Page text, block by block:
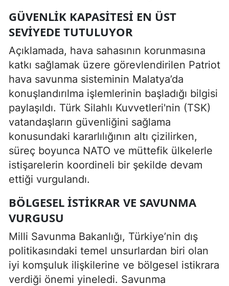
GÜVENLIK KAPASITESI EN ÜST
SEVIYEDE TUTULUYOR
Açıklamada, hava sahasının korunmasına
katkı sağlamak üzere görevlendirilen Patriot
hava savunma sisteminin Malatya’da
konuşlandırılma işlemlerinin başladığı bilgisi
paylaşıldı. Türk Silahlı Kuvvetleri'nin (TSK)
vatandaşların güvenliğini sağlama
konusundaki kararlılığının altı çizilirken,
süreç boyunca NATO ve müttefik ülkelerle
istişarelerin koordineli bir şekilde devam
ettiği vurgulandı.
BÖLGESEL İSTIKRAR VE SAVUNMA
VURGUSU
Milli Savunma Bakanlığı, Türkiye’nin dış
politikasındaki temel unsurlardan biri olan
iyi komşuluk ilişkilerine ve bölgesel istikrara
verdiği önemi yineledi. Savunma